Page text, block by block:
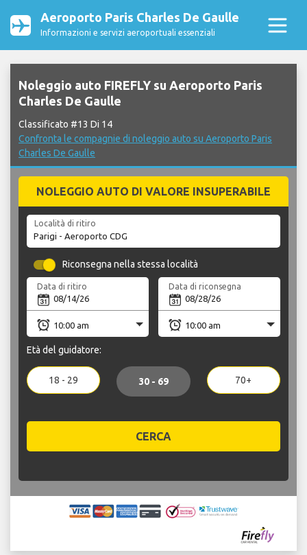
Aeroporto Paris Charles De Gaulle
Informazioni e servizi aeroportuali essenziali
Noleggio auto FIREFLY su Aeroporto Paris
Charles De Gaulle
Classificato #13 Di 14
Confronta le compagnie di noleggio auto su Aeroporto Paris
Charles De Gaulle
NOLEGGIO AUTO DI VALORE INSUPERABILE
Località di ritiro
Riconsegna nella stessa località
Data di ritiro Data di riconsegna
Età del guidatore:
18 - 29 30 - 69 70+
CERCA